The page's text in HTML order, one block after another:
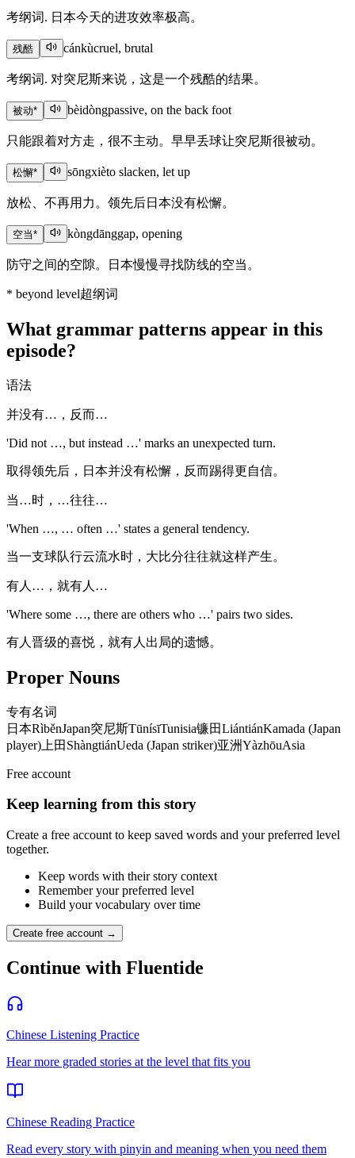
考纲词. 日本今天的进攻效率极高。
残酷 cánkùcruel, brutal
考纲词. 对突尼斯来说，这是一个残酷的结果。
被动* bèidòngpassive, on the back foot
只能跟着对方走，很不主动。早早丢球让突尼斯很被动。
松懈* sōngxièto slacken, let up
放松、不再用力。领先后日本没有松懈。
空当* kòngdānggap, opening
防守之间的空隙。日本慢慢寻找防线的空当。
* beyond level超纲词
What grammar patterns appear in this
episode?
语法
并没有…，反而…
'Did not …, but instead …' marks an unexpected turn.
取得领先后，日本并没有松懈，反而踢得更自信。
当…时，…往往…
'When …, … often …' states a general tendency.
当一支球队行云流水时，大比分往往就这样产生。
有人…，就有人…
'Where some …, there are others who …' pairs two sides.
有人晋级的喜悦，就有人出局的遗憾。
Proper Nouns
专有名词
日本RìběnJapan突尼斯TūnísīTunisia镰田LiántiánKamada (Japan
player) 上田 ShàngtiánUeda (Japan striker)亚洲YàzhōuAsia
Free account
Keep learning from this story
Create a free account to keep saved words and your preferred level
together.
Keep words with their story context
Remember your preferred level
Build your vocabulary over time
Create free account →
Continue with Fluentide
Chinese Listening Practice
Hear more graded stories at the level that fits you
Chinese Reading Practice
Read every story with pinyin and meaning when you need them